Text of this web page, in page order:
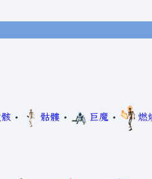
• 骷髏 • 巨魔 • 燃